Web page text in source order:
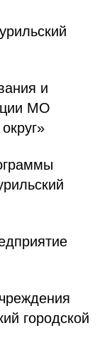
и
МО
городской